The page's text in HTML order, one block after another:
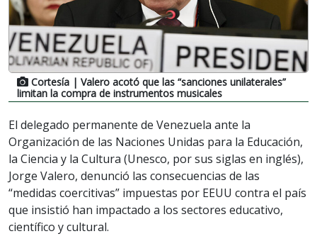
Cortesía | Valero acotó que las “sanciones unilaterales”
limitan la compra de instrumentos musicales
El delegado permanente de Venezuela ante la
Organización de las Naciones Unidas para la Educación,
la Ciencia y la Cultura (Unesco, por sus siglas en inglés),
Jorge Valero, denunció las consecuencias de las
“medidas coercitivas” impuestas por EEUU contra el país
que insistió han impactado a los sectores educativo,
científico y cultural.